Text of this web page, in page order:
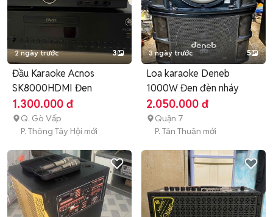
2 ngày trước 3
Đầu Karaoke Acnos
SK8000HDMI Đen
1.300.000 đ
Q. Gò Vấp
P. Thông Tây Hội mới
3 ngày trước 5
Loa karaoke Deneb
1000W Đen đèn nháy
2.050.000 đ
Quận 7
P. Tân Thuận mới